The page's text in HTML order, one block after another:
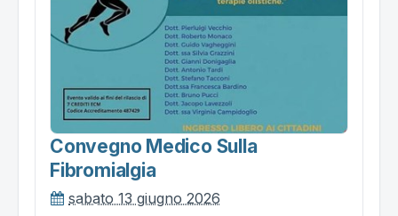
Convegno Medico Sulla
Fibromialgia
sabato 13 giugno 2026